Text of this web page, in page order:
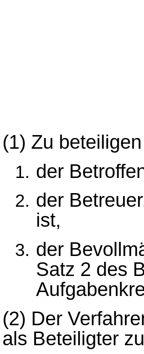
(1) Zu
der
der
ist,
der
Satz 2 des
(2) Der
als Beteiligter